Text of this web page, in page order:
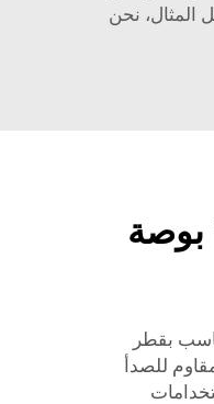
المثال، نحن
كيفية اختيار الأنبوب المناسب بقطر 1 بوصة
بقطر
للصدأ